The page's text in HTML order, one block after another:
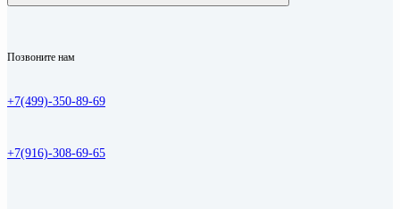
Позвоните нам
+7(499)-350-89-69
+7(916)-308-69-65